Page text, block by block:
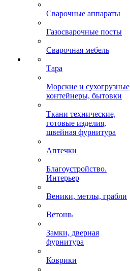
Сварочные аппараты
Газосварочные посты
Сварочная мебель
Тара
Морские и сухогрузные
контейнеры, бытовки
Ткани технические,
готовые изделия,
швейная фурнитура
Аптечки
Благоустройство.
Интерьер
Веники, метлы, грабли
Ветошь
Замки, дверная
фурнитура
Коврики